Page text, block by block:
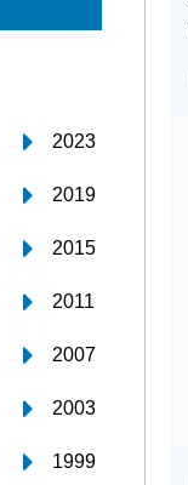
2023
2019
2015
2011
2007
2003
1999